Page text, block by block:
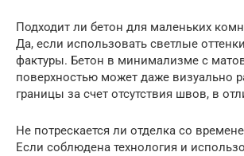
Подходит ли бетон для маленьких
Да, если использовать светлые
фактуры. Бетон в минимализме с
поверхностью может даже визуально
границы за счет отсутствия швов, в
Не потрескается ли отделка со
Если соблюдена технология и